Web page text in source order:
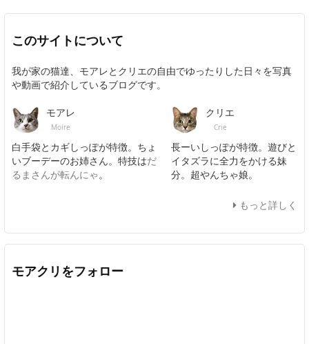
このサイトについて
我が家の猫達、モアレとクリエの自由でゆったりした日々を写真
や動画で紹介しているブログです。
モアレ
Moire
白手袋とカギしっぽが特徴。ちょ
いブーデーのお姉さん。特技はだ
るまさんが転んにゃ。
クリエ
Crie
長ーいしっぽが特徴。遊びと
イタズラに全力をかける妹
分。超やんちゃ娘。
もっと詳しく
モアクリをフォロー